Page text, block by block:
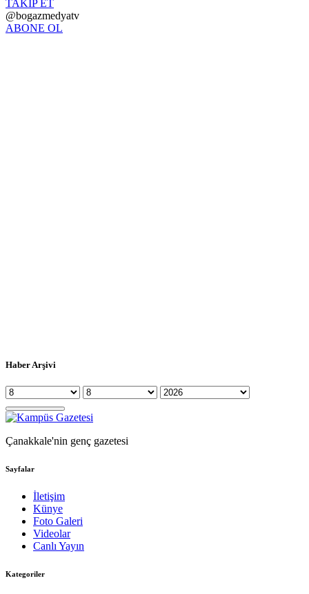
TAKİP ET
@bogazmedyatv
ABONE OL
Haber Arşivi
Çanakkale'nin genç gazetesi
Sayfalar
İletişim
Künye
Foto Galeri
Videolar
Canlı Yayın
Kategoriler